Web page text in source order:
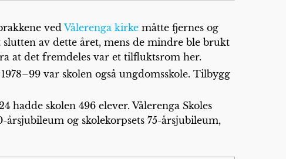
vedVålerenga kirke måtte fjernes og
slutten av dette året, mens de mindre ble brukt
at det fremdeles var et tilfluktsrom her.
var skolen også ungdomsskole. Tilbygg
hadde skolen 496 elever. Vålerenga Skoles
og skolekorpsets 75-årsjubileum,